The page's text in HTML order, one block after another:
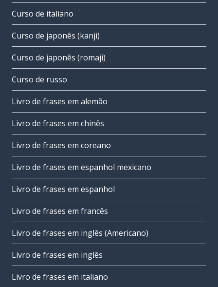
Curso de italiano
Curso de japonês (kanji)
Curso de japonês (romaji)
Curso de russo
Livro de frases em alemão
Livro de frases em chinês
Livro de frases em coreano
Livro de frases em espanhol mexicano
Livro de frases em espanhol
Livro de frases em francês
Livro de frases em inglês (Americano)
Livro de frases em inglês
Livro de frases em italiano